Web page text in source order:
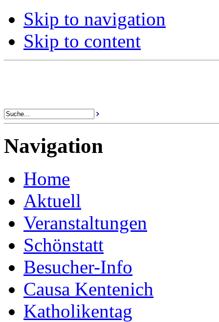
Skip to navigation
Skip to content
Navigation
Home
Aktuell
Veranstaltungen
Schönstatt
Besucher-Info
Causa Kentenich
Katholikentag